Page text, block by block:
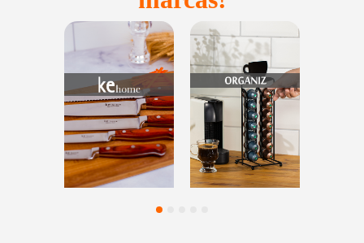
Lar
Casa e
Organização
Utilidades de
45